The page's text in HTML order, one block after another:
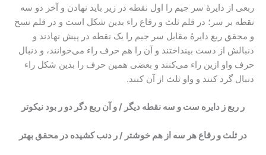
ربعی از دایرۀ سر جیم را اول نقطه در زیر باید نهادن و آخر دو سه
نقطه بر سر؛ در قلم ثلث و رقاع راء بدین شکل است و در قلم نسخ
و محقق ربع دایرۀ مقابل سر جیم را یک نقطه در پیش نهادند و
دنبالش از دست بینداختند و آن را هم حرف راء می‌خوانند، و دنبال
حرف واو ازین راء می‌کنند و بعضی همین حرف را بدین شکل راء
دنبال گرد کنند و واو ثلث از آن کنند.
ر ربع ز دایره ست و سه نقطه دیگر / و آن ربع دگر دو ر بود نیکوتر
در ثلث و رقاع هر سه از هم خوشتر / ر دنب کشیده در محقق بهتر